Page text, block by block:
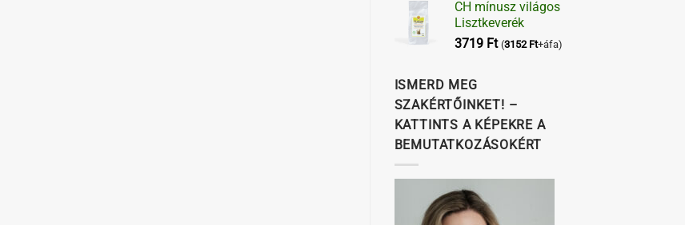
CH mínusz világos
Lisztkeverék
3719 Ft (3152 Ft+áfa)
ISMERD MEG
SZAKÉRTŐINKET! –
KATTINTS A KÉPEKRE A
BEMUTATKOZÁSOKÉRT